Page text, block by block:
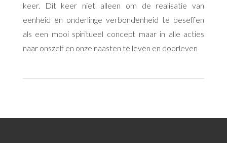
keer. Dit keer niet alleen om de realisatie van
eenheid en onderlinge verbondenheid te beseffen
als een mooi spiritueel concept maar in alle acties
naar onszelf en onze naasten te leven en doorleven